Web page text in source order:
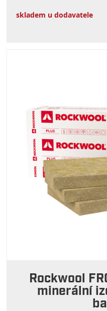
skladem u dodavatele
Rockwool
minerální